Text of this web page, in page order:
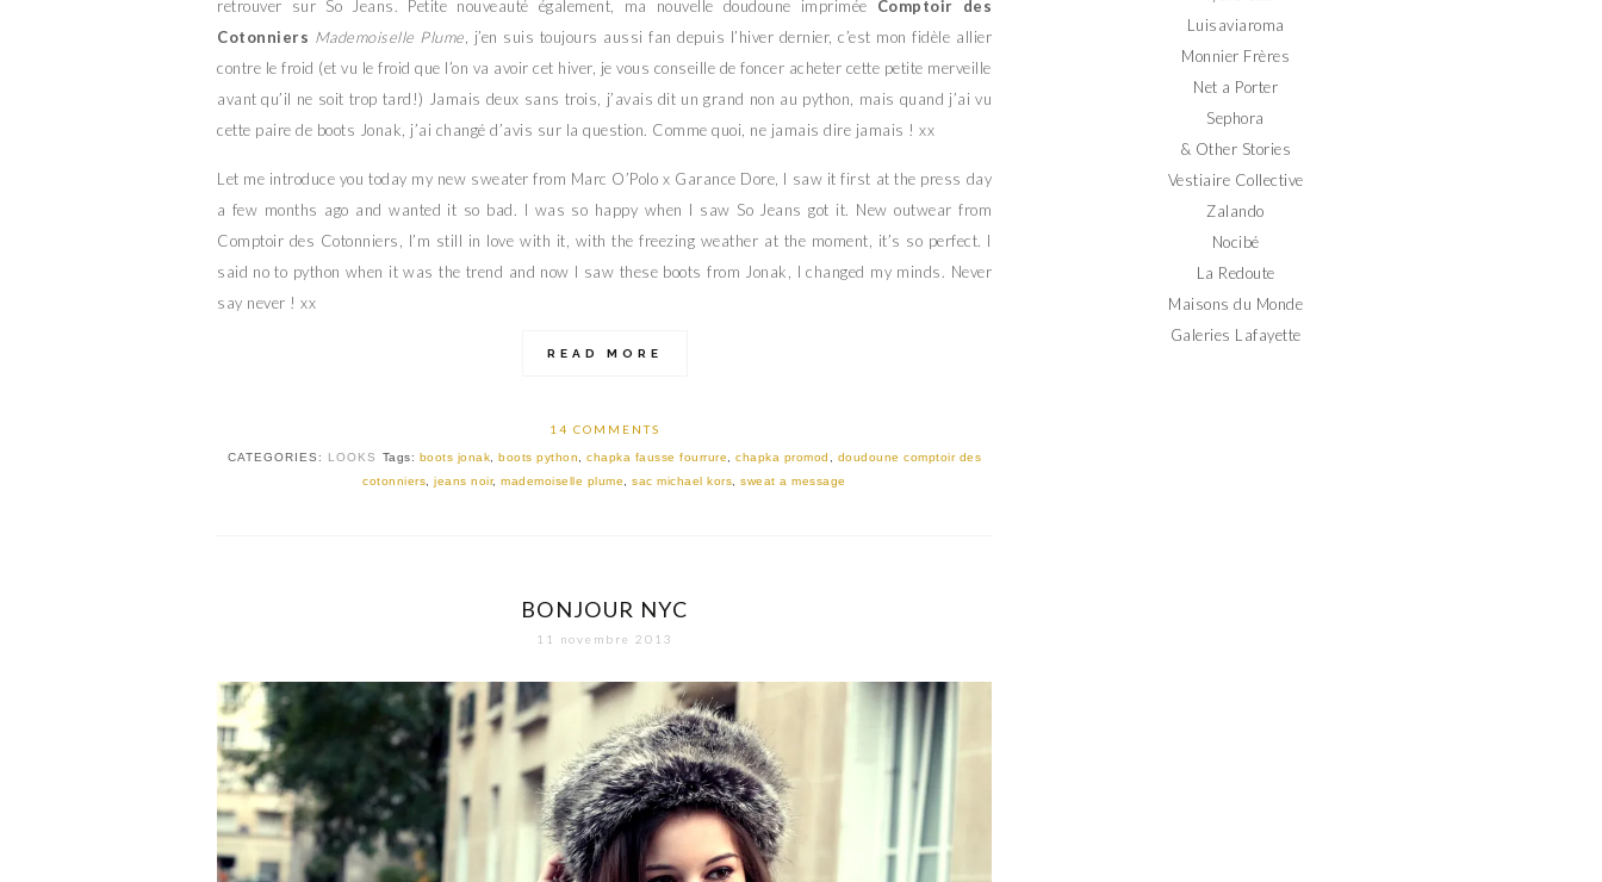
retrouver sur So Jeans. Petite nouveauté également, ma nouvelle doudoune imprimée Comptoir des
Cotonniers Mademoiselle Plume , j’en suis toujours aussi fan depuis l’hiver dernier, c’est mon fidèle allier
contre le froid (et vu le froid que l’on va avoir cet hiver, je vous conseille de foncer acheter cette petite merveille
avant qu’il ne soit trop tard!) Jamais deux sans trois, j’avais dit un grand non au python, mais quand j’ai vu
cette paire de boots Jonak, j’ai changé d’avis sur la question. Comme quoi, ne jamais dire jamais ! xx
Let me introduce you today my new sweater from Marc O’Polo x Garance Dore, I saw it first at the press day
a few months ago and wanted it so bad. I was so happy when I saw So Jeans got it. New outwear from
Comptoir des Cotonniers, I’m still in love with it, with the freezing weather at the moment, it’s so perfect. I
said no to python when it was the trend and now I saw these boots from Jonak, I changed my minds. Never
say never ! xx
READ MORE
14 COMMENTS
CATEGORIES: LOOKS Tags: boots jonak ,boots python ,chapka fausse fourrure ,chapka promod
doudoune comptoir des
cotonniers ,jeans noir,mademoiselle plume ,sac michael kors ,sweat a message
BONJOUR NYC
11 novembre 2013
Luisaviaroma
Monnier Frères
Net a Porter
Sephora
& Other Stories
Vestiaire Collective
Zalando
Nocibé
La Redoute
Maisons du Monde
Galeries Lafayette